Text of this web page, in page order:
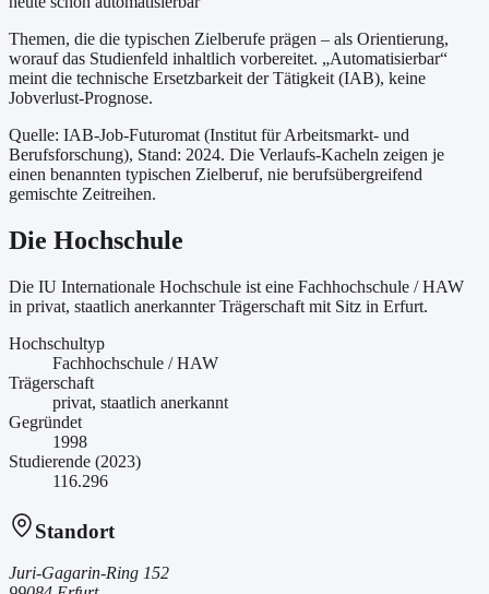
Themen, die die typischen Zielberufe prägen – als Orientierung,
worauf das Studienfeld inhaltlich vorbereitet. „Automatisierbar“
meint die technische Ersetzbarkeit der Tätigkeit (IAB), keine
Jobverlust-Prognose.
Quelle: IAB-Job-Futuromat (Institut für Arbeitsmarkt- und
Berufsforschung), Stand: 2024. Die Verlaufs-Kacheln zeigen je
einen benannten typischen Zielberuf, nie berufsübergreifend
gemischte Zeitreihen.
Die Hochschule
Die IU Internationale Hochschule ist eine Fachhochschule / HAW
in privat, staatlich anerkannter Trägerschaft mit Sitz in Erfurt.
Hochschultyp
Fachhochschule / HAW
Trägerschaft
privat, staatlich anerkannt
Gegründet
1998
Studierende (2023)
116.296
Standort
Juri-Gagarin-Ring 152